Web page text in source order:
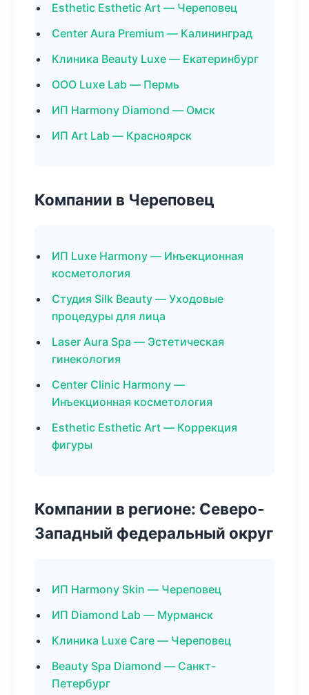
Esthetic Esthetic Art — Череповец
Center Aura Premium — Калининград
Клиника Beauty Luxe — Екатеринбург
ООО Luxe Lab — Пермь
ИП Harmony Diamond — Омск
ИП Art Lab — Красноярск
Компании в Череповец
ИП Luxe Harmony — Инъекционная
косметология
Студия Silk Beauty — Уходовые
процедуры для лица
Laser Aura Spa — Эстетическая
гинекология
Center Clinic Harmony —
Инъекционная косметология
Esthetic Esthetic Art — Коррекция
фигуры
Компании в регионе: Северо-
Западный федеральный округ
ИП Harmony Skin — Череповец
ИП Diamond Lab — Мурманск
Клиника Luxe Care — Череповец
Beauty Spa Diamond — Санкт-
Петербург